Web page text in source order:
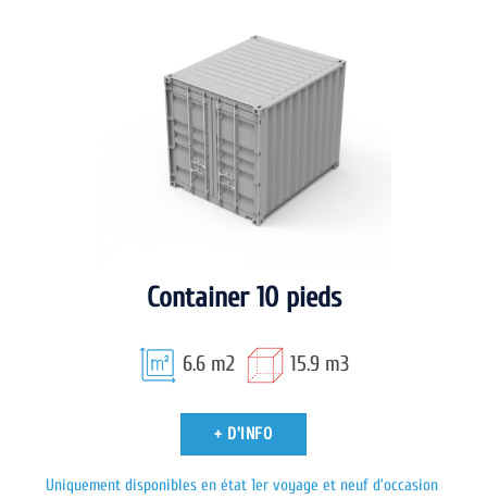
Container 10 pieds
6.6 m2 15.9 m3
+ D'INFO
Uniquement disponibles en état 1er voyage et neuf d’occasion